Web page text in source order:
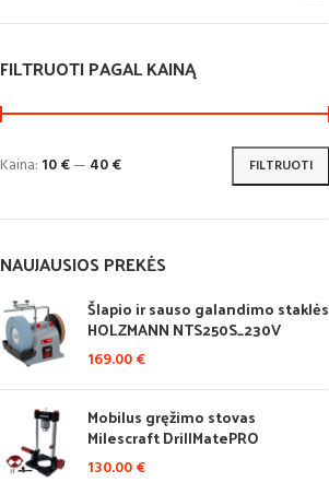
FILTRUOTI PAGAL KAINĄ
FILTRUOTI
Kaina: 10 €— 40 €
NAUJAUSIOS PREKĖS
Šlapio ir sauso galandimo staklės
HOLZMANN NTS250S_230V
169.00€
Mobilus gręžimo stovas
Milescraft DrillMatePRO
130.00€